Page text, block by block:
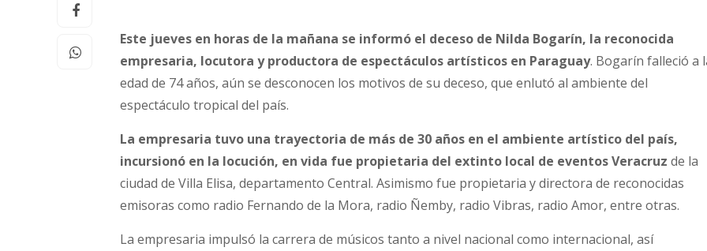
Este jueves en horas de la mañana se informó el deceso de Nilda Bogarín, la reconocida
empresaria, locutora y productora de espectáculos artísticos en Paraguay. Bogarín falleció a
edad de 74 años, aún se desconocen los motivos de su deceso, que enlutó al ambiente del
espectáculo tropical del país.
La empresaria tuvo una trayectoria de más de 30 años en el ambiente artístico del país,
incursionó en la locución, en vida fue propietaria del extinto local de eventos Veracruz de la
ciudad de Villa Elisa, departamento Central. Asimismo fue propietaria y directora de reconocidas
emisoras como radio Fernando de la Mora, radio Ñemby, radio Vibras, radio Amor, entre otras.
La empresaria impulsó la carrera de músicos tanto a nivel nacional como internacional, así